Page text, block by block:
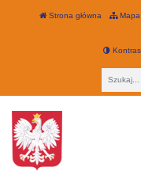
Strona główna Mapa